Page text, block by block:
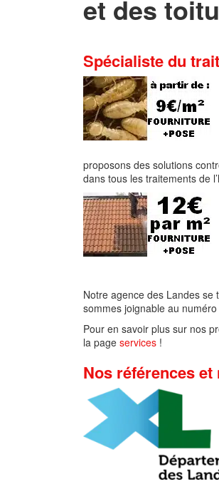
et des
Spécialiste du
proposons des solutions
dans tous les traitements de
Notre agence des Landes se
sommes joignable au
Pour en savoir plus sur nos
la page services !
Nos références